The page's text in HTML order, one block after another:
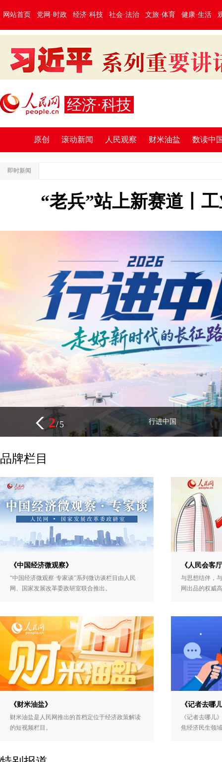
网站首页 党网·时政 经济·科技 社会·法治 文旅·体育 健康·生活
经济·科技
原创 滚动新闻 人民观察 财米油盐 数读中
即时新闻
“老兵”站上新赛道丨
行进中国
2/5
品牌栏目
《中国经济微观察》
“中国经济微观察·专家谈”系列微访谈栏目由人民
网、国家发展改革委政研室联合推出。
《人民会客
与思想结伴，
网出品的权威
《财米油盐》
财米油盐是人民网推出的首档定位于经济政策解读
的短视频栏目。
《记者去哪
《记者去哪儿
焦经济民生领